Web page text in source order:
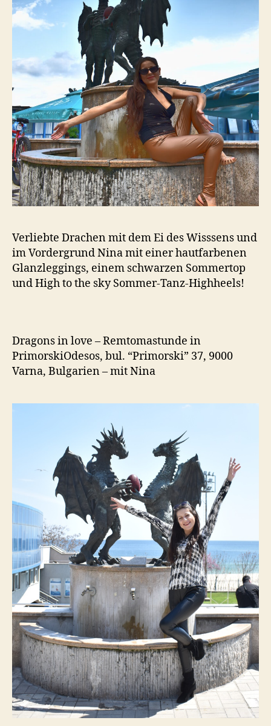
Verliebte Drachen mit dem Ei des Wisssens und
im Vordergrund Nina mit einer hautfarbenen
Glanzleggings, einem schwarzen Sommertop
und High to the sky Sommer-Tanz-Highheels!
Dragons in love – Remtomastunde in
PrimorskiOdesos, bul. “Primorski” 37, 9000
Varna, Bulgarien – mit Nina